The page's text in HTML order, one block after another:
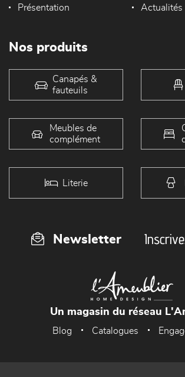
Présentation Actualités
Nos produits
Canapés &
fauteuils
Meubles de
complément
Literie
Newsletter
Un magasin du réseau
Blog Catalogues